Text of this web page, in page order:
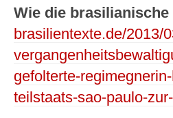
Wie die
brasilientexte.de/2013/
gefolterte-
teilstaats-sao-paulo-